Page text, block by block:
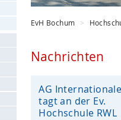
EvH Bochum
Nachrichten
AG
tagt an der Ev.
Hochschule RWL